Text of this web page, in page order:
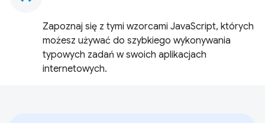
Zapoznaj się z tymi wzorcami JavaScript, których
możesz używać do szybkiego wykonywania
typowych zadań w swoich aplikacjach
internetowych.